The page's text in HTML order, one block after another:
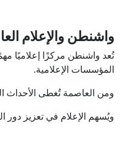
واشنطن والإعلام
تُعد واشنطن مركزًا إعلاميًا
المؤسسات الإعلامية.
ومن العاصمة تُغطى الأحداث
ويُسهم الإعلام في تعزيز دور